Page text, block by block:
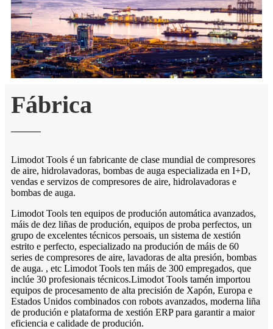
Fábrica
Limodot Tools é un fabricante de clase mundial de compresores
de aire, hidrolavadoras, bombas de auga especializada en I+D,
vendas e servizos de compresores de aire, hidrolavadoras e
bombas de auga.
Limodot Tools ten equipos de produción automática avanzados,
máis de dez liñas de produción, equipos de proba perfectos, un
grupo de excelentes técnicos persoais, un sistema de xestión
estrito e perfecto, especializado na produción de máis de 60
series de compresores de aire, lavadoras de alta presión, bombas
de auga. , etc Limodot Tools ten máis de 300 empregados, que
inclúe 30 profesionais técnicos.Limodot Tools tamén importou
equipos de procesamento de alta precisión de Xapón, Europa e
Estados Unidos combinados con robots avanzados, moderna liña
de produción e plataforma de xestión ERP para garantir a maior
eficiencia e calidade de produción.